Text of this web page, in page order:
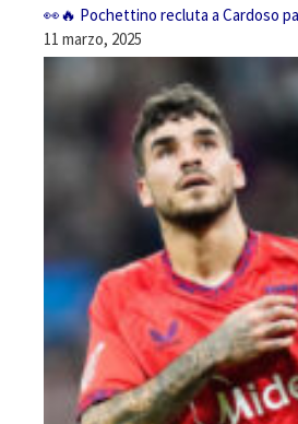
👀🔥 Pochettino recluta a Cardoso
11 marzo, 2025